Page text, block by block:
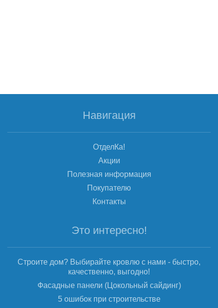
Навигация
ОтделКа!
Акции
Полезная информация
Покупателю
Контакты
Это интересно!
Строите дом? Выбирайте кровлю с нами - быстро,
качественно, выгодно!
Фасадные панели (Цокольный сайдинг)
5 ошибок при строительстве